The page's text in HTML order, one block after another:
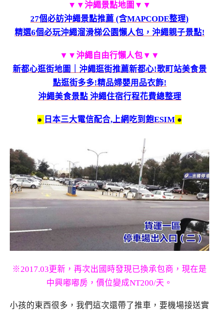
▼▼沖繩景點地圖 ▼▼
27個必訪沖繩景點推薦 (含MAPCODE整理)
精選6個必玩沖繩溜滑梯公園懶人包，沖繩親子景點!
▼▼沖繩自由行懶人包▼▼
新都心逛街地圖｜沖繩逛街推薦新都心!歌町站美食景
點逛街多多!精品婦嬰用品衣飾!
沖繩美食景點 沖繩住宿行程花費總整理
● 日本三大電信配合,上網吃到飽ESIM ●
※2017.03更新，再次出國時發現已換承包商，現在是
中興嘟嘟房，價位變成NT200/天。
小孩的東西很多，我們這次還帶了推車，要機場接送實